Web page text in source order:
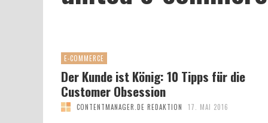
E-COMMERCE
Der Kunde ist König: 10 Tipps für die
Customer Obsession
CONTENTMANAGER.DE REDAKTION 17. MAI 2016